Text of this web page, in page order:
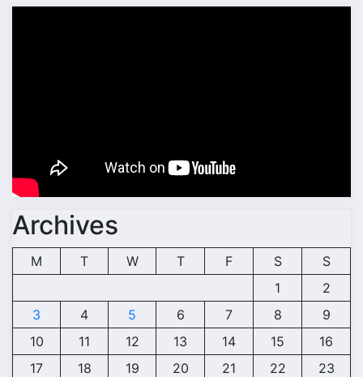
Archives
M T W T F S
S
1
2
3
4 5 6 7 8
9
10
11 12 13 14 15
16
17
18 19 20 21 22
23